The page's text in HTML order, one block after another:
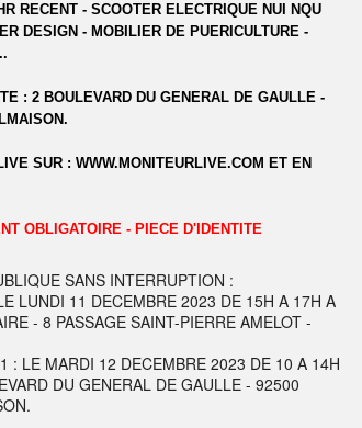
RECENT - SCOOTER ELECTRIQUE NUI NQU
DESIGN - MOBILIER DE PUERICULTURE -
: 2 BOULEVARD DU GENERAL DE GAULLE -
SUR :WWW.MONITEURLIVE.COM ET EN
OBLIGATOIRE - PIECE D'IDENTITE
SANS INTERRUPTION :
LUNDI 11 DECEMBRE 2023 DE 15H A 17H A
- 8 PASSAGE SAINT-PIERRE AMELOT -
: LE MARDI 12 DECEMBRE 2023 DE 10 A 14H
DU GENERAL DE GAULLE - 92500